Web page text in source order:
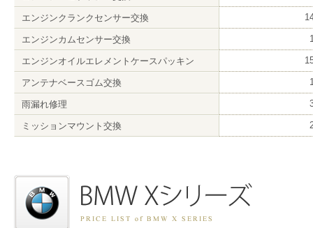
エンジンクランクセンサー交換
エンジンカムセンサー交換
エンジンオイルエレメントケースパッキン
アンテナベースゴム交換
雨漏れ修理
ミッションマウント交換